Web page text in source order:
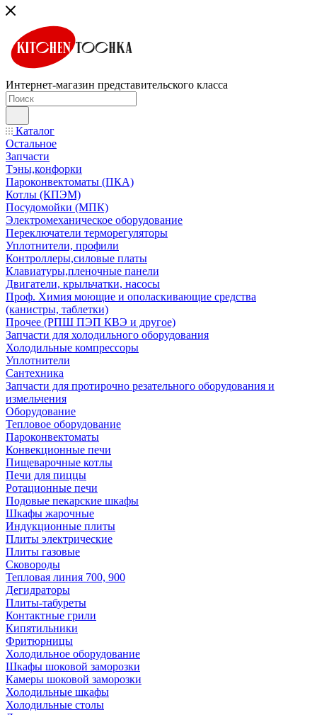
Интернет-магазин представительского класса
Каталог
Остальное
Запчасти
Тэны,конфорки
Пароконвектоматы (ПКА)
Котлы (КПЭМ)
Посудомойки (МПК)
Электромеханическое оборудование
Переключатели терморегуляторы
Уплотнители, профили
Контроллеры,силовые платы
Клавиатуры,пленочные панели
Двигатели, крыльчатки, насосы
Проф. Химия моющие и ополаскивающие средства
(канистры, таблетки)
Прочее (РПШ ПЭП КВЭ и другое)
Запчасти для холодильного оборудования
Холодильные компрессоры
Уплотнители
Сантехника
Запчасти для протирочно резательного оборудования и
измельчения
Оборудование
Тепловое оборудование
Пароконвектоматы
Конвекционные печи
Пищеварочные котлы
Печи для пиццы
Ротационные печи
Подовые пекарские шкафы
Шкафы жарочные
Индукционные плиты
Плиты электрические
Плиты газовые
Сковороды
Тепловая линия 700, 900
Дегидраторы
Плиты-табуреты
Контактные грили
Кипятильники
Фритюрницы
Холодильное оборудование
Шкафы шоковой заморозки
Камеры шоковой заморозки
Холодильные шкафы
Холодильные столы